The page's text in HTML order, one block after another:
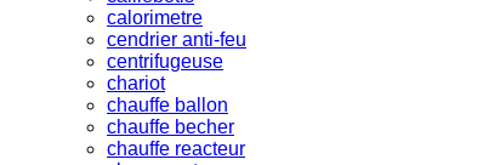
calorimetre
cendrier anti-feu
centrifugeuse
chariot
chauffe ballon
chauffe becher
chauffe reacteur